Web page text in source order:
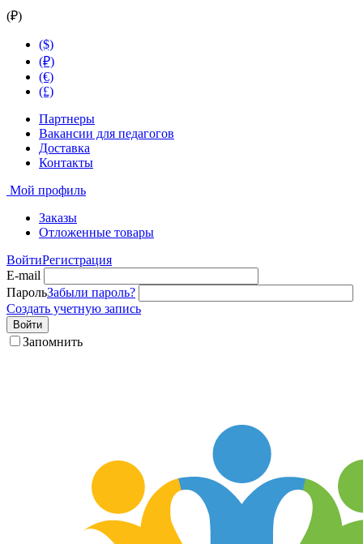
(₽)
($)
(₽)
(€)
(£)
Партнеры
Вакансии для педагогов
Доставка
Контакты
Мой профиль
Заказы
Отложенные товары
ВойтиРегистрация
E-mail
ПарольЗабыли пароль?
Создать учетную запись
Войти
Запомнить